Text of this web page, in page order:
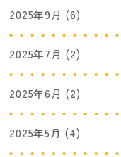
2025年9月 (6)
2025年7月 (2)
2025年6月 (2)
2025年5月 (4)